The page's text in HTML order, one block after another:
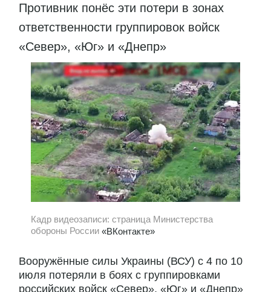
Противник понёс эти потери в зонах
ответственности группировок войск
«Север», «Юг» и «Днепр»
Кадр видеозаписи: страница Министерства
обороны России «ВКонтакте»
Вооружённые силы Украины (ВСУ) с 4 по 10
июля потеряли в боях с группировками
российских войск «Север», «Юг» и «Днепр»